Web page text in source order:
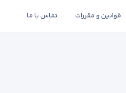
قوانین و مقررات تماس با ما